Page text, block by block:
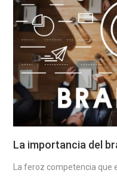
La importancia del
La feroz competencia